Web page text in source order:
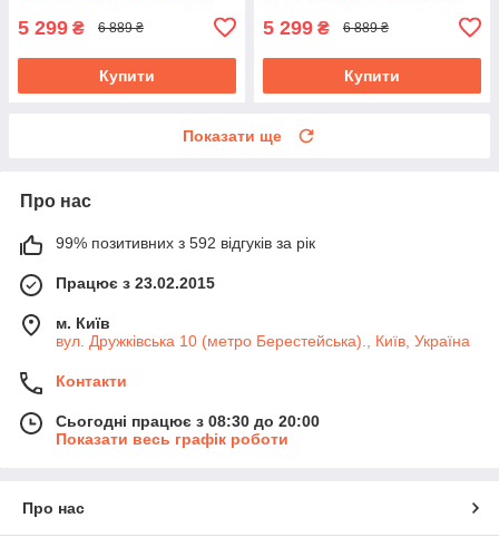
5 299 ₴ 6 889 ₴
Купити
5 299 ₴ 6 889 ₴
Купити
Показати ще
Про нас
99% позитивних з 592 відгуків за рік
Працює з 23.02.2015
м. Київ
вул. Дружківська 10 (метро Берестейська)., Київ, Україна
Контакти
Сьогодні працює з 08:30 до 20:00
Показати весь графік роботи
Про нас